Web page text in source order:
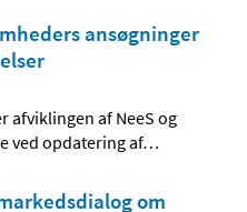
ansøgninger
af NeeS og
ved opdatering af…
om